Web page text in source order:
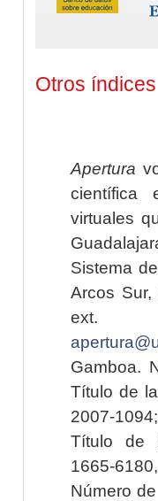
Otros índices
Apertura
científica
virtuales
Sistema
Arcos Sur,
Gamboa.
Título de
2007-
Título de
1665-
Número